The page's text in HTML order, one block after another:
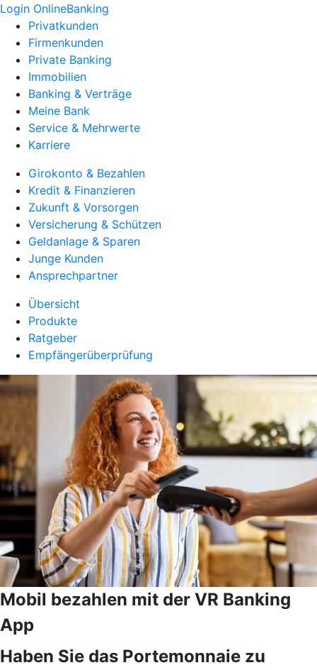
Login OnlineBanking
Privatkunden
Firmenkunden
Private Banking
Immobilien
Banking & Verträge
Meine Bank
Service & Mehrwerte
Karriere
Girokonto & Bezahlen
Kredit & Finanzieren
Zukunft & Vorsorgen
Versicherung & Schützen
Geldanlage & Sparen
Junge Kunden
Ansprechpartner
Übersicht
Produkte
Ratgeber
Empfängerüberprüfung
Mobil bezahlen mit der VR Banking
App
Haben Sie das Portemonnaie zu